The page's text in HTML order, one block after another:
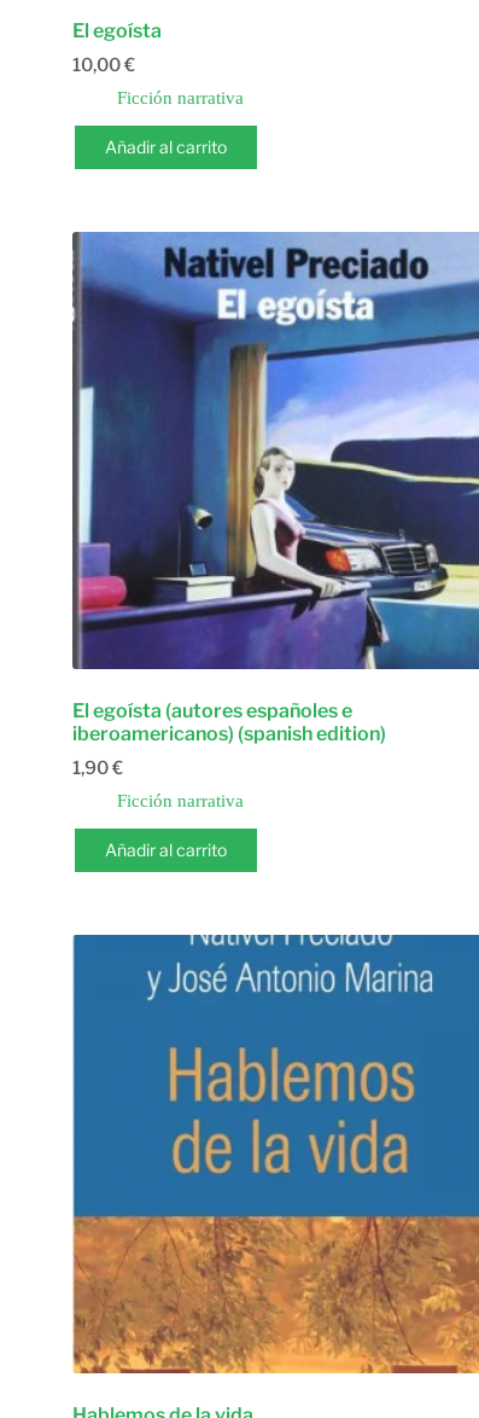
El egoísta
10,00€
Ficción narrativa
Añadir al carrito
El egoísta (autores españoles e
iberoamericanos) (spanish edition)
1,90€
Ficción narrativa
Añadir al carrito